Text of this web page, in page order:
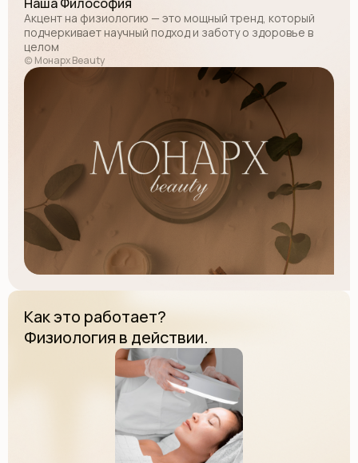
Акцент на физиологию — это мощный тренд, который
подчеркивает научный подход и заботу о здоровье в
целом
(c) Монарх Beauty
Как это работает?
Физиология в действии.